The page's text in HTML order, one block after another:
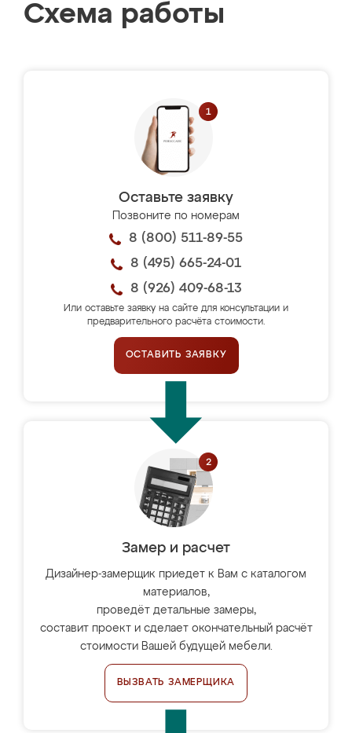
Схема работы
Оставьте заявку
Позвоните по номерам
8 (800) 511-89-55
8 (495) 665-24-01
8 (926) 409-68-13
Или оставьте заявку на сайте для консультации и
предварительного расчёта стоимости.
ОСТАВИТЬ ЗАЯВКУ
Замер и расчет
Дизайнер-замерщик приедет к Вам с каталогом
материалов,
проведёт детальные замеры,
составит проект и сделает окончательный расчёт
стоимости Вашей будущей мебели.
ВЫЗВАТЬ ЗАМЕРЩИКА